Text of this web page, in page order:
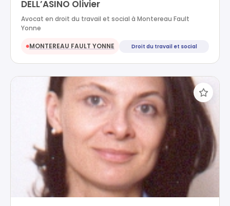
DELL’ASINO Olivier
Avocat en droit du travail et social à Montereau Fault
Yonne
●MONTEREAU FAULT YONNE Droit du travail et social